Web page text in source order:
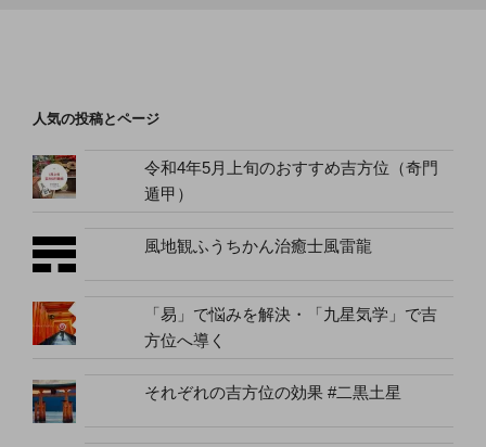
人気の投稿とページ
令和4年5月上旬のおすすめ吉方位（奇門
遁甲）
風地観ふうちかん治癒士風雷龍
「易」で悩みを解決・「九星気学」で吉
方位へ導く
それぞれの吉方位の効果 #二黒土星